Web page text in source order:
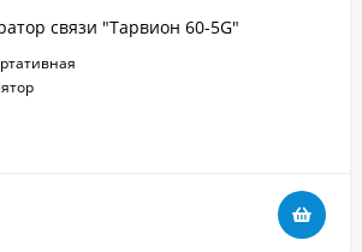
связи "Тарвион 60-5G"